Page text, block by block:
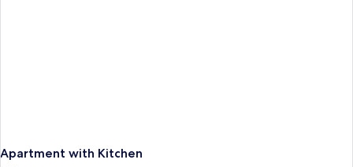
Apartment with Kitchen